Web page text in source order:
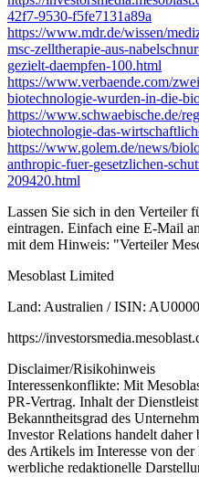
42f7-9530-f5fe7131a89a
https://www.mdr.de/wissen/
msc-zelltherapie-aus-
gezielt-daempfen-100.html
https://www.verbaende.com/
biotechnologie-wurden-in-die-
https://www.schwaebische.de/
biotechnologie-das-
https://www.golem.de/news/
anthropic-fuer-gesetzlichen-
209420.html
Lassen Sie sich in den Verteiler
eintragen. Einfach eine E-Mail
mit dem Hinweis: "Verteiler
Mesoblast Limited
Land: Australien / ISIN:
https://
Disclaimer/Risikohinweis
Interessenkonflikte: Mit
PR-Vertrag. Inhalt der
Bekanntheitsgrad des
Investor Relations handelt
des Artikels im Interesse von
werbliche redaktionelle